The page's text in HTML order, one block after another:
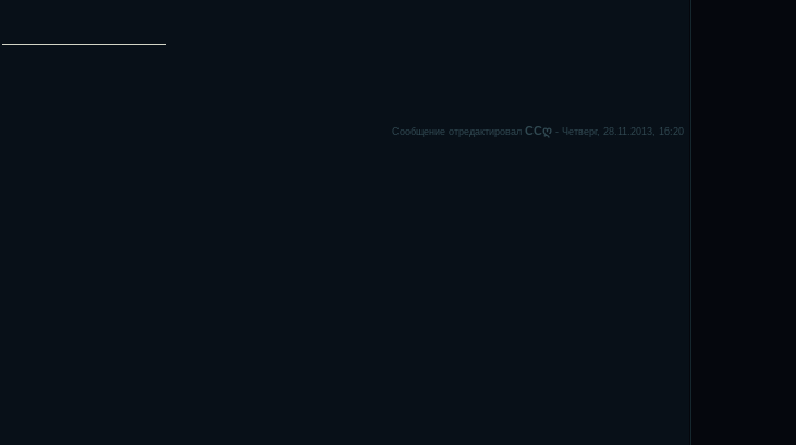
Сообщение отредактировал ССღ - Четверг, 28.11.2013, 16:20